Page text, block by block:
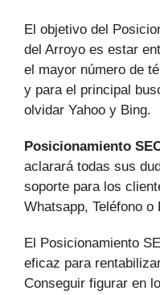
El objetivo del
del Arroyo es estar
el mayor número de
y para el principal
olvidar Yahoo y Bing.
Posicionamiento
aclarará todas sus
soporte para los
Whatsapp, Teléfono o
El Posicionamiento
eficaz para
Conseguir figurar en